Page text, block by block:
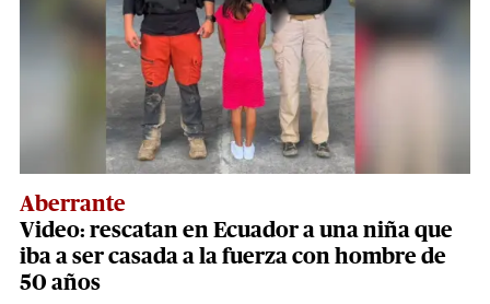
Aberrante
Video: rescatan en Ecuador a una niña que
iba a ser casada a la fuerza con hombre de
50 años